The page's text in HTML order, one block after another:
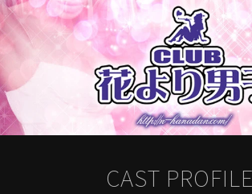
CAST PROFILE